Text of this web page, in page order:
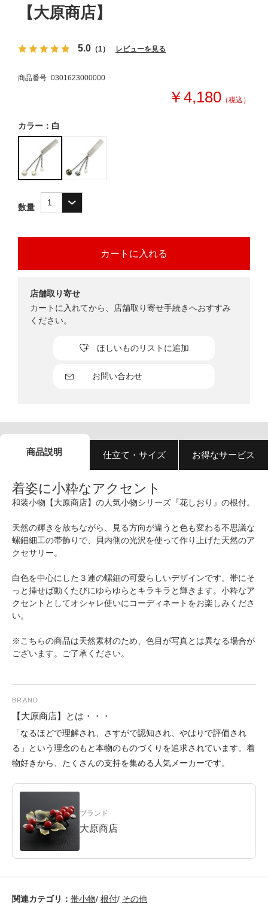
【大原商店】
5.0 （1） レビューを見る
商品番号 0301623000000
￥4,180 （税込）
カラー：白
数量
お問い合わせ
ほしいものリストに追加
店舗取り寄せ
カートに入れてから、店舗取り寄せ手続きへおすすみ
ください。
商品説明 仕立て・サイズ お得なサービス
着姿に小粋なアクセント
和装小物【大原商店】の人気小物シリーズ『花しおり』の根付。
天然の輝きを放ちながら、見る方向が違うと色も変わる不思議な
螺鈿細工の帯飾りで、貝内側の光沢を使って作り上げた天然のア
クセサリー。
白色を中心にした３連の螺鈿の可愛らしいデザインです。帯にそ
っと挿せば動くたびにゆらゆらとキラキラと輝きます。小粋なア
クセントとしてオシャレ使いにコーディネートをお楽しみくださ
い。
※こちらの商品は天然素材のため、色目が写真とは異なる場合が
ございます。ご了承ください。
BRAND
【大原商店】とは・・・
「なるほどで理解され、さすがで認知され、やはりで評価され
る」という理念のもと本物のものづくりを追求されています。着
物好きから、たくさんの支持を集める人気メーカーです。
ブランド
大原商店
関連カテゴリ： 帯小物/ 根付/ その他